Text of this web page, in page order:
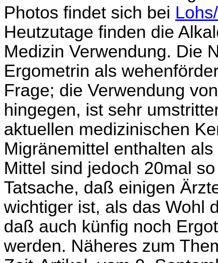
Photos findet sich bei
Heutzutage finden die
Medizin Verwendung. Die
Ergometrin als
Frage; die Verwendung
hingegen, ist sehr
aktuellen medizinischen
Migränemittel enthalten
Mittel sind jedoch 20mal
Tatsache, daß einigen
wichtiger ist, als das Wohl
daß auch künfig noch
werden. Näheres zum